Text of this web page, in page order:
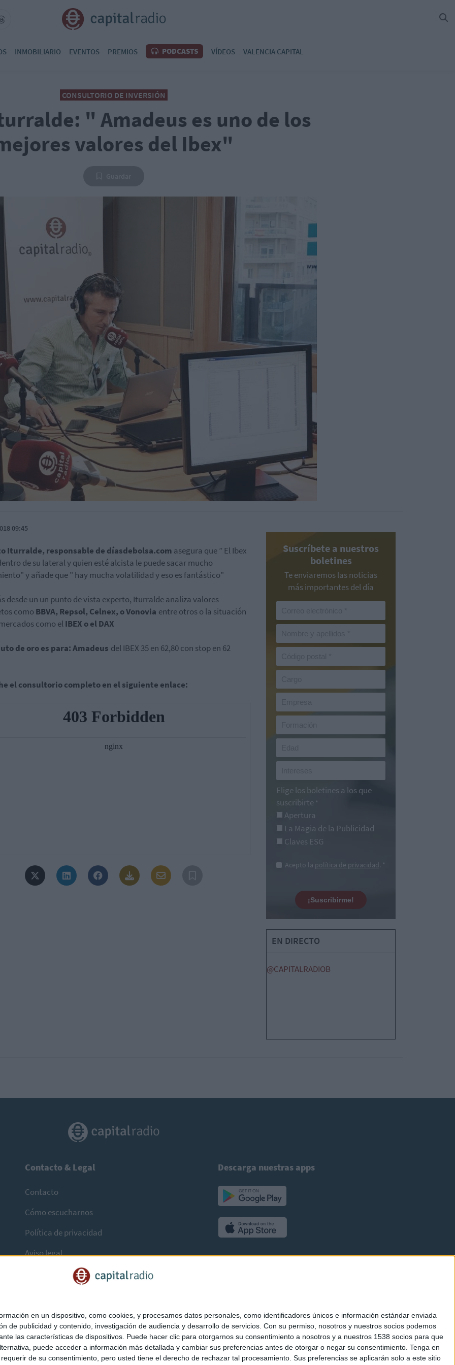
en un dispositivo, como cookies, y procesamos datos personales, como identificadores únicos e información estándar enviada
de publicidad y contenido, investigación de audiencia y desarrollo de servicios. Con su permiso, nosotros y nuestros socios podemos
las características de dispositivos. Puede hacer clic para otorgarnos su consentimiento a nosotros y a nuestros 1538 socios para que
puede acceder a información más detallada y cambiar sus preferencias antes de otorgar o negar su consentimiento. Tenga en
de su consentimiento, pero usted tiene el derecho de rechazar tal procesamiento. Sus preferencias se aplicarán solo a este sitio
INMOBILIARIO EVENTOS PREMIOS PODCASTS VÍDEOS VALENCIA CAPITAL
CONSULTORIO DE INVERSIÓN
" Amadeus es uno de los
valores del Ibex"
09:45
Iturralde, responsable de díasdebolsa.com asegura que ” El Ibex
de su lateral y quien esté alcista le puede sacar mucho
y añade que " hay mucha volatilidad y eso es fantástico"
desde un un punto de vista experto, Iturralde analiza valores
como BBVA, Repsol, Celnex, o Vonovia entre otros o la situación
como elIBEX o el DAX
de oro es para: Amadeus del IBEX 35 en 62,80 con stop en 62
el consultorio completo en el siguiente enlace:
Suscríbete a nuestros
boletines
Te enviaremos las noticias
más importantes del día
Elige los boletines a los que
suscribirte *
Apertura
La Magia de la Publicidad
Claves ESG
Acepto la política de privacidad. *
¡Suscribirme!
EN DIRECTO
@CAPITALRADIOB
Contacto & Legal
Contacto
Cómo escucharnos
Política de privacidad
Aviso legal
Descarga nuestras apps